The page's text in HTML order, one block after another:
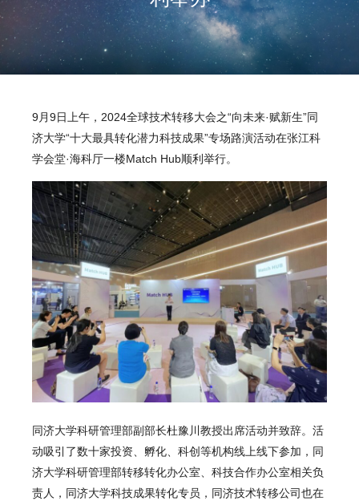
9月9日上午，2024全球技术转移大会之“向未来·赋新生”同
济大学“十大最具转化潜力科技成果”专场路演活动在张江科
学会堂·海科厅一楼Match Hub顺利举行。
同济大学科研管理部副部长杜豫川教授出席活动并致辞。活
动吸引了数十家投资、孵化、科创等机构线上线下参加，同
济大学科研管理部转移转化办公室、科技合作办公室相关负
责人，同济大学科技成果转化专员，同济技术转移公司也在